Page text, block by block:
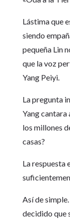
Lástima que
siendo
pequeña Lin
que la voz
Yang Peiyi.
La pregunta
Yang cantara
los millones
casas?
La respuesta
Así de
decidido que